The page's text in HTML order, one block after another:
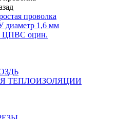
проволка
диаметр 1,6 мм
оцин.
ТЕПЛОИЗОЛЯЦИИ